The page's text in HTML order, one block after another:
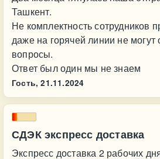
Ташкент.
Не комплектность сотрудников
даже на горячей линии не могут
вопросы.
Ответ был один мы не знаем
Гость, 21.11.2024
СДЭК экспресс доставка
Экспресс доставка 2 рабочих